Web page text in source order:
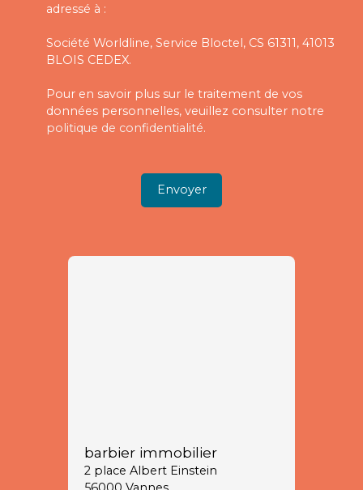
adressé à :
Société Worldline, Service Bloctel, CS 61311, 41013
BLOIS CEDEX.
Pour en savoir plus sur le traitement de vos
données personnelles, veuillez consulter notre
politique de confidentialité.
Envoyer
barbier immobilier
2 place Albert Einstein